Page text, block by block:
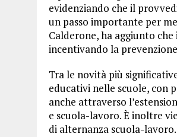
evidenziando che il
un passo importante per
Calderone, ha aggiunto
incentivando la
Tra le novità più
educativi nelle scuole, con
anche attraverso
e scuola-lavoro. È inoltre
di alternanza scuola-lavoro.